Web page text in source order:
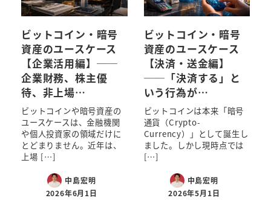
ビットコイン・暗号
資産のユースケース
【企業活用編】──
企業財務、株主優
待、非上場…
ビットコインや暗号資産の
ユースケースは、金融機関
や個人投資家の領域だけに
とどまりません。近年は、
上場 […]
中島宏明
2026年6月1日
ビットコイン・暗号
資産のユースケース
【決済・送金編】
──「決済する」と
いう行為が…
ビットコインは本来「暗号
通貨（Crypto-
Currency）」として誕生し
ました。しかし現時点では
[…]
中島宏明
2026年5月1日